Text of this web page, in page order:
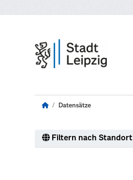
Datensätze
Filtern nach Standort